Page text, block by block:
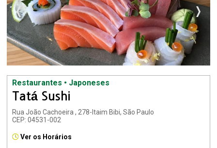
Restaurantes • Japoneses
Tatá Sushi
Rua João Cachoeira , 278-Itaim Bibi, São Paulo
CEP: 04531-002
Ver os Horários